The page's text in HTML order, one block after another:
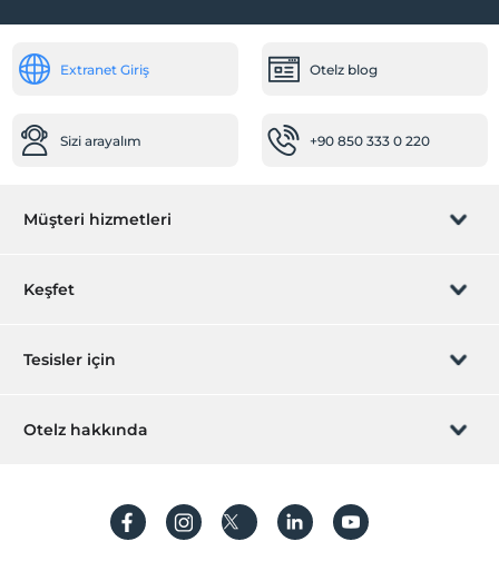
Jakuzi
Açık Yüzme Havuzu
Diğer
Extranet Giriş Otelz blog
Sizi arayalım +90 850 333 0 220
Müşteri hizmetleri
Rezervasyon yönet
Sıkça sorulan sorular
Keşfet
Hediye Kart
Hesap oluştur
Tesisler için
Hemen tesisinizi ekleyin
Otelz hakkında